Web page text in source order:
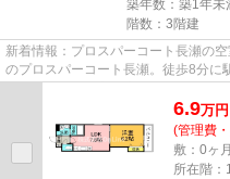
築年数：築1年未
階数：3階建
新着情報：プロスパーコート長瀬の
のプロスパーコート長瀬。徒歩8分に
眺めることには心を癒す効果が...
6.9万円
(管理費
敷：0ヶ
所在階：